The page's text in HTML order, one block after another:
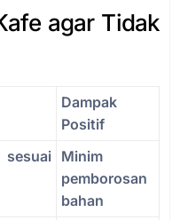
agar Tidak
Dampak
Positif
Minim
pemborosan
bahan